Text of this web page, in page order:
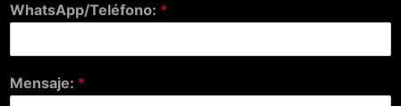
WhatsApp/Teléfono: *
Mensaje: *